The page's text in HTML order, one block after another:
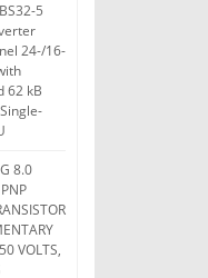
5
24-/16-
62 kB
8.0
VOLTS,